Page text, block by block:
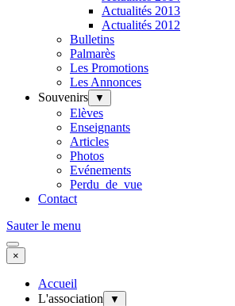
Actualités 2013
Actualités 2012
Bulletins
Palmarès
Les Promotions
Les Annonces
Souvenirs
▼
Elèves
Enseignants
Articles
Photos
Evénements
Perdu_de_vue
Contact
Sauter le menu
×
Accueil
L'association
▼